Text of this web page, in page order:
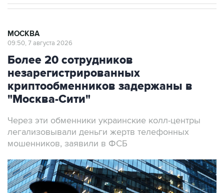
МОСКВА
09:50, 7 августа 2026
Более 20 сотрудников
незарегистрированных
криптообменников задержаны в
"Москва-Сити"
Через эти обменники украинские колл-центры
легализовывали деньги жертв телефонных
мошенников, заявили в ФСБ